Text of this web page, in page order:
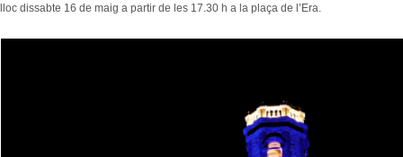
lloc dissabte 16 de maig a partir de les 17.30 h a la plaça de l’Era.